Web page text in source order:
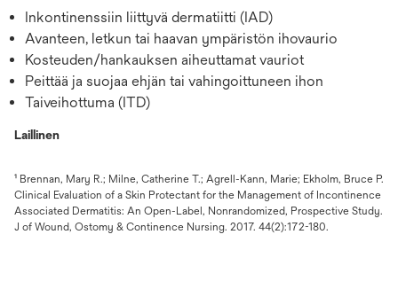
Inkontinenssiin liittyvä dermatiitti (IAD)
Avanteen, letkun tai haavan ympäristön ihovaurio
Kosteuden/hankauksen aiheuttamat vauriot
Peittää ja suojaa ehjän tai vahingoittuneen ihon
Taiveihottuma (ITD)
Laillinen
¹ Brennan, Mary R.; Milne, Catherine T.; Agrell-Kann, Marie; Ekholm, Bruce P.
Clinical Evaluation of a Skin Protectant for the Management of Incontinence
Associated Dermatitis: An Open-Label, Nonrandomized, Prospective Study.
J of Wound, Ostomy & Continence Nursing. 2017. 44(2):172-180.